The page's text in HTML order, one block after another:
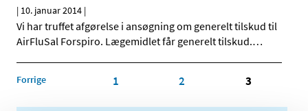
| 10. januar 2014 |
Vi har truffet afgørelse i ansøgning om generelt tilskud til
AirFluSal Forspiro. Lægemidlet får generelt tilskud.…
Forrige 1 2 3